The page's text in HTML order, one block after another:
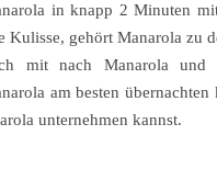
in knapp 2 Minuten
Kulisse, gehört Manarola zu
mit nach Manarola und
am besten übernachten
unternehmen kannst.